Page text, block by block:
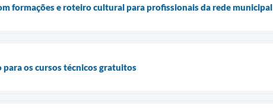
formações e roteiro cultural para profissionais da rede municipal
os cursos técnicos gratuitos